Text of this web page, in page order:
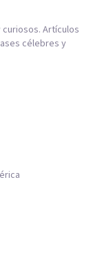
Artículos
célebres y